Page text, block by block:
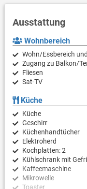
Ausstattung
Wohnbereich
Wohn/Essbereich
Zugang zu Balkon/
Fliesen
Sat-TV
Küche
Küche
Geschirr
Küchenhandtücher
Elektroherd
Kochplatten: 2
Kühlschrank mit
Kaffeemaschine
Mikrowelle
Toaster